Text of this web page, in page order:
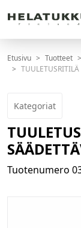
Etusivu Tuotteet
Kategoriat
Tuotenumero